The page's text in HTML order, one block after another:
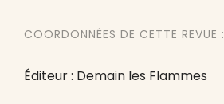
COORDONNÉES DE CETTE REVUE :
Éditeur : Demain les Flammes